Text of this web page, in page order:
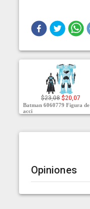
$23,08 $20,07
Batman 6060779 Figura de
acci
Opiniones